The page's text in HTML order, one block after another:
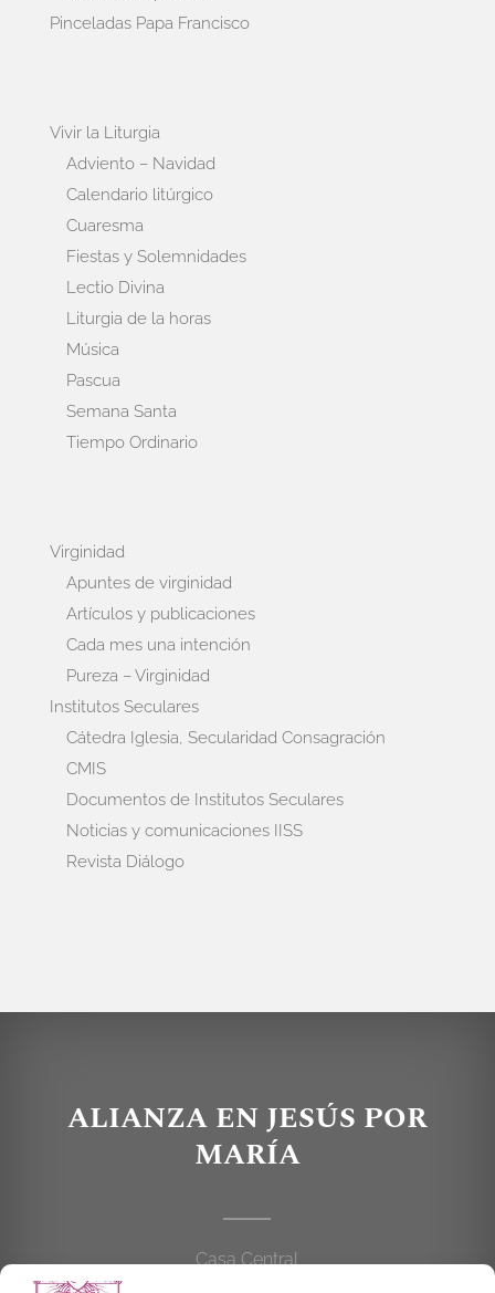
Pinceladas Papa Francisco
Vivir la Liturgia
Adviento – Navidad
Calendario litúrgico
Cuaresma
Fiestas y Solemnidades
Lectio Divina
Liturgia de la horas
Música
Pascua
Semana Santa
Tiempo Ordinario
Virginidad
Apuntes de virginidad
Artículos y publicaciones
Cada mes una intención
Pureza – Virginidad
Institutos Seculares
Cátedra Iglesia, Secularidad Consagración
CMIS
Documentos de Institutos Seculares
Noticias y comunicaciones IISS
Revista Diálogo
ALIANZA EN JESÚS POR
MARÍA
Casa Central